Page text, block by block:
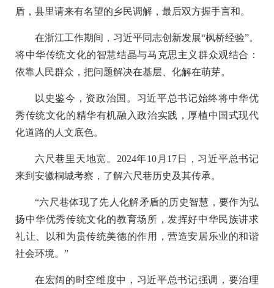
盾，县里请来有名望的乡民调解，最后双方握手言和。
在浙江工作期间，习近平同志创新发展“枫桥经验”。
将中华传统文化的智慧结晶与马克思主义群众观结合：
依靠人民群众，把问题解决在基层、化解在萌芽。
以史鉴今，资政治国。习近平总书记始终将中华优
秀传统文化的精华有机融入政治实践，厚植中国式现代
化道路的人文底色。
六尺巷里天地宽。2024年10月17日，习近平总书记
来到安徽桐城考察，了解六尺巷历史及其传承。
“六尺巷体现了先人化解矛盾的历史智慧，要作为弘
扬中华优秀传统文化的教育场所，发挥好中华民族讲求
礼让、以和为贵传统美德的作用，营造安居乐业的和谐
社会环境。”
在宏阔的时空维度中，习近平总书记强调，要治理